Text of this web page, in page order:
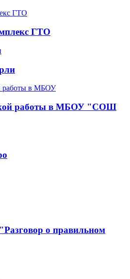
ГТО
работы в МБОУ "СОШ
о правильном